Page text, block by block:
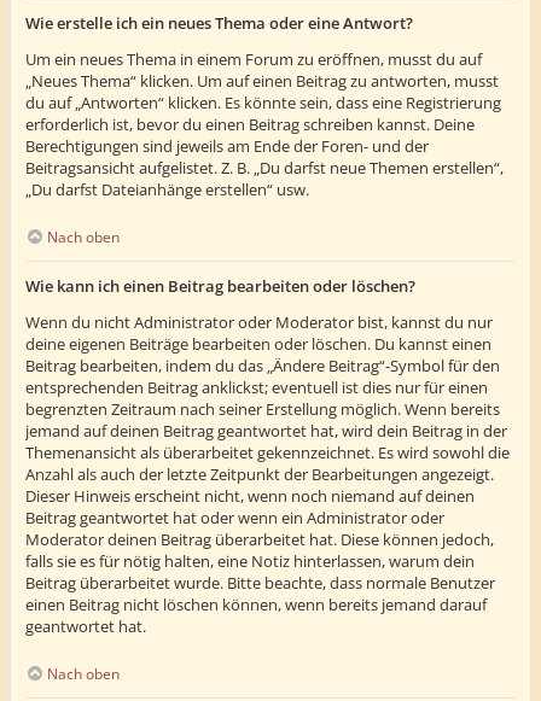
Wie erstelle ich ein neues Thema oder eine Antwort?
Um ein neues Thema in einem Forum zu eröffnen, musst du auf
„Neues Thema“ klicken. Um auf einen Beitrag zu antworten, musst
du auf „Antworten“ klicken. Es könnte sein, dass eine Registrierung
erforderlich ist, bevor du einen Beitrag schreiben kannst. Deine
Berechtigungen sind jeweils am Ende der Foren- und der
Beitragsansicht aufgelistet. Z. B. „Du darfst neue Themen erstellen“,
„Du darfst Dateianhänge erstellen“ usw.
Nach oben
Wie kann ich einen Beitrag bearbeiten oder löschen?
Wenn du nicht Administrator oder Moderator bist, kannst du nur
deine eigenen Beiträge bearbeiten oder löschen. Du kannst einen
Beitrag bearbeiten, indem du das „Ändere Beitrag“-Symbol für den
entsprechenden Beitrag anklickst; eventuell ist dies nur für einen
begrenzten Zeitraum nach seiner Erstellung möglich. Wenn bereits
jemand auf deinen Beitrag geantwortet hat, wird dein Beitrag in der
Themenansicht als überarbeitet gekennzeichnet. Es wird sowohl die
Anzahl als auch der letzte Zeitpunkt der Bearbeitungen angezeigt.
Dieser Hinweis erscheint nicht, wenn noch niemand auf deinen
Beitrag geantwortet hat oder wenn ein Administrator oder
Moderator deinen Beitrag überarbeitet hat. Diese können jedoch,
falls sie es für nötig halten, eine Notiz hinterlassen, warum dein
Beitrag überarbeitet wurde. Bitte beachte, dass normale Benutzer
einen Beitrag nicht löschen können, wenn bereits jemand darauf
geantwortet hat.
Nach oben